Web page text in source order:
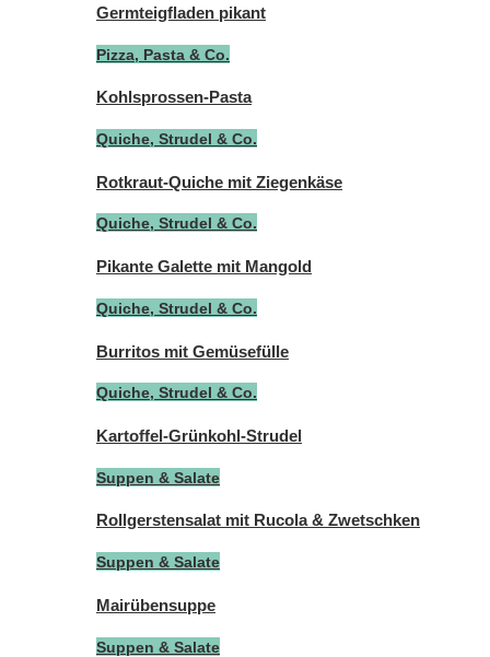
Germteigfladen pikant
Pizza, Pasta & Co.
Kohlsprossen-Pasta
Quiche, Strudel & Co.
Rotkraut-Quiche mit Ziegenkäse
Quiche, Strudel & Co.
Pikante Galette mit Mangold
Quiche, Strudel & Co.
Burritos mit Gemüsefülle
Quiche, Strudel & Co.
Kartoffel-Grünkohl-Strudel
Suppen & Salate
Rollgerstensalat mit Rucola & Zwetschken
Suppen & Salate
Mairübensuppe
Suppen & Salate